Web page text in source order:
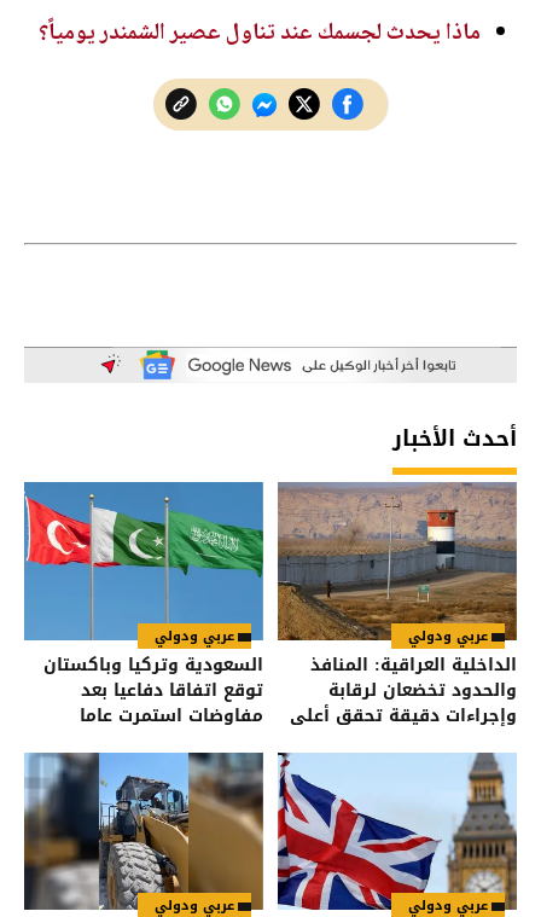
ماذا يحدث لجسمك عند تناول عصير الشمندر يومياً؟
أحدث الأخبار
عربي ودولي
الداخلية العراقية: المنافذ
والحدود تخضعان لرقابة
وإجراءات دقيقة تحقق أعلى
عربي ودولي
السعودية وتركيا وباكستان
توقع اتفاقا دفاعيا بعد
مفاوضات استمرت عاما
عربي ودولي عربي ودولي